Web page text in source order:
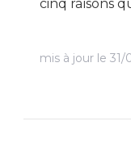
cinq raisons
mis à jour le 31/